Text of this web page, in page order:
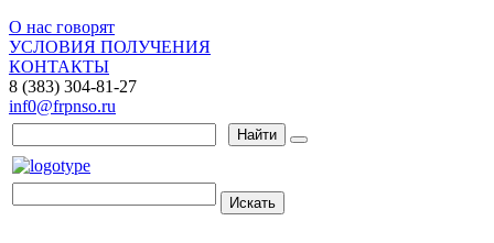
О нас говорят
УСЛОВИЯ ПОЛУЧЕНИЯ
КОНТАКТЫ
8 (383) 304-81-27
inf0@frpnso.ru
Найти
Искать